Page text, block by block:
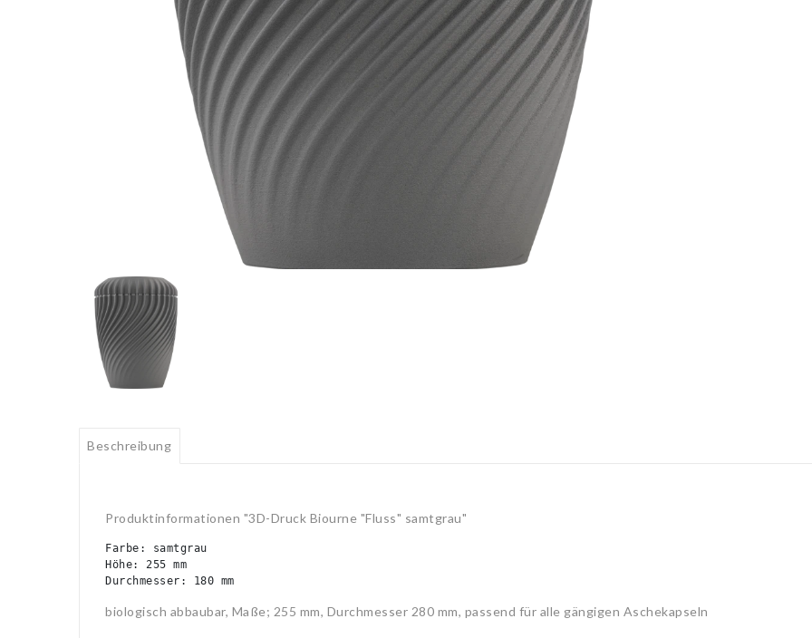
Beschreibung
Produktinformationen "3D-Druck Biourne "Fluss" samtgrau"
Farbe: samtgrau
Höhe: 255 mm
Durchmesser: 180 mm
biologisch abbaubar, Maße; 255 mm, Durchmesser 280 mm, passend für alle gängigen Aschekapseln